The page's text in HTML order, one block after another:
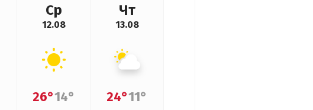
Ср
12.08
26°14°
Чт
13.08
24°11°